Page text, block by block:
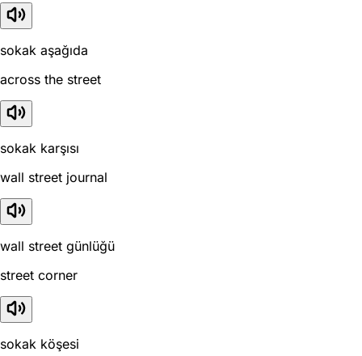
sokak aşağıda
across the street
sokak karşısı
wall street journal
wall street günlüğü
street corner
sokak köşesi